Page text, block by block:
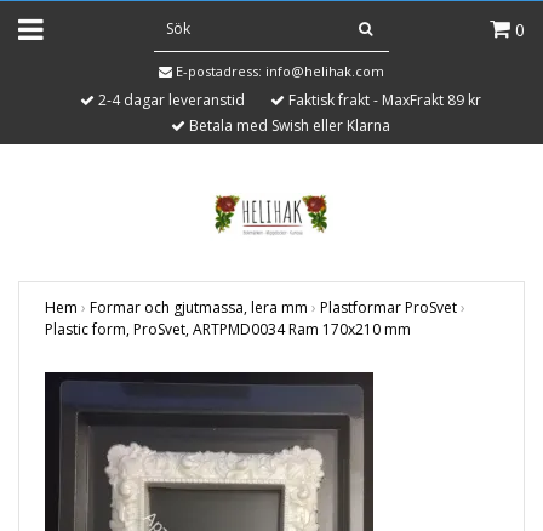
0
E-postadress: info@helihak.com
2-4 dagar leveranstid
Faktisk frakt - MaxFrakt 89 kr
Betala med Swish eller Klarna
Hem › Formar och gjutmassa, lera mm › Plastformar ProSvet›
Plastic form, ProSvet, ARTPMD0034 Ram 170x210 mm